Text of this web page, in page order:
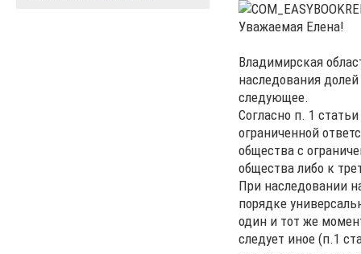
Уважаемая Елена!
Владимирская
наследования
следующее.
Согласно п. 1
ограниченной
общества с
общества либо к
При наследовании
порядке
один и тот же
следует иное (п.1